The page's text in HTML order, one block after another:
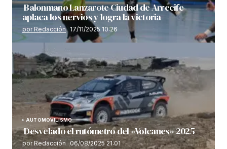
Balonmano Lanzarote Ciudad de Arrecife
aplaca los nervios y logra la victoria
por Redacción 17/11/2025 10:26
AUTOMOVILISMO
Desvelado el rutómetro del «Volcanes» 2025
por Redacción 06/08/2025 21:01